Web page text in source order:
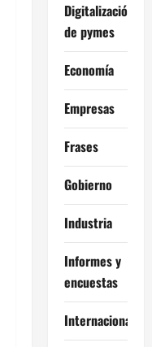
Digitalización
de pymes
Economía
Empresas
Frases
Gobierno
Industria
Informes y
encuestas
Internacional